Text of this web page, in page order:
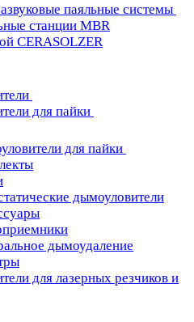
паяльные системы
станции MBR
CERASOLZER
для пайки
для пайки
дымоуловители
дымоудаление
для лазерных резчиков и